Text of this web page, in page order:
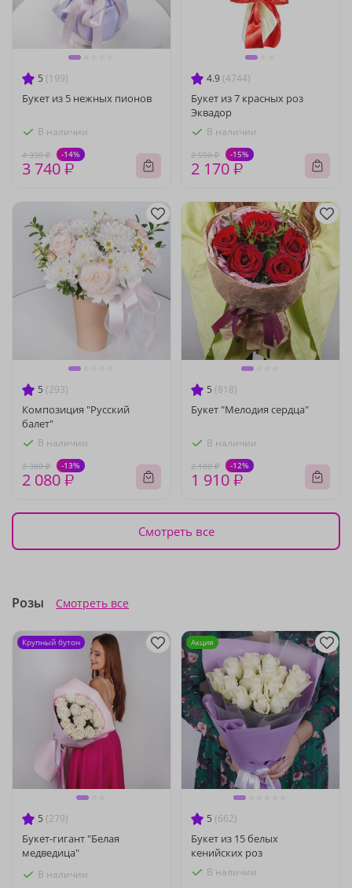
5 (199)
Букет из 5 нежных пионов
В наличии
4 330 ₽ -14%
3 740 ₽
4.9 (4744)
Букет из 7 красных роз
Эквадор
В наличии
2 550 ₽ -15%
2 170 ₽
5 (293)
Композиция "Русский
балет"
В наличии
2 380 ₽ -13%
2 080 ₽
5 (818)
Букет "Мелодия сердца"
В наличии
2 180 ₽ -12%
1 910 ₽
Смотреть все
Розы Смотреть все
5 (279)
Букет-гигант "Белая
медведица"
В наличии
Крупный бутон
5 (662)
Букет из 15 белых
кенийских роз
В наличии
Акция